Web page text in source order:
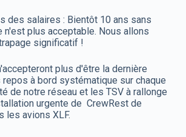
des salaires : Bientôt 10 ans sans
n'est plus acceptable. Nous allons
significatif !
plus d'être la dernière
à bord systématique sur chaque
de notre réseau et les TSV à rallonge
urgente de CrewRest de
les avions XLF.